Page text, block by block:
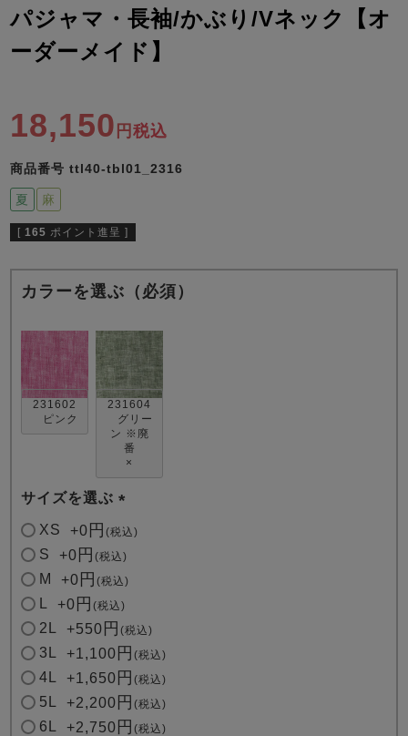
売れ筋ランキング
- Item Ranking -
すべての季節のパジャマ一覧はこちら
単品
ン単品
単品
ン単品
売れ筋ランキング
- Item Ranking -
すべてのデザインのパジャマ一覧はこちら
パジャマ・長袖/かぶり/Vネック【オ
ーダーメイド】
18,150 税込
商品番号 ttl40-tbl01_2316
夏 麻
[ 165 ポイント進呈 ]
カラーを選ぶ（必須）
231602
ピンク
231604
グリー
ン ※廃
番
×
サイズを選ぶ
(
)
XS +0 税込
S +0 税込
M +0 税込
+0 税込
2L +550 税込
3L +1,100 税込
4L +1,650 税込
5L +2,200 税込
6L +2,750 税込